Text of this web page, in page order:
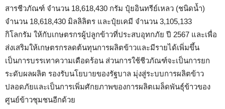
สารชีวภัณฑ์ จำนวน 18,618,430 กรัม ปุ๋ยอินทรีย์เหลว (ชนิดน้ำ)
จำนวน 18,618,430 มิลลิลิตร และปุ๋ยเคมี จำนวน 3,105,133
กิโลกรัม ให้กับเกษตรกรผู้ปลูกข้าวที่ประสบอุทกภัย ปี 2567 และเพื่อ
ส่งเสริมให้เกษตรกรลดต้นทุนการผลิตข้าวและมีรายได้เพิ่มขึ้น
เป็นการบรรเทาความเดือดร้อน ส่วนการใช้ชีวภัณฑ์จะเป็นการยก
ระดับผลผลิต รองรับนโยบายของรัฐบาล มุ่งสู่ระบบการผลิตข้าว
ปลอดภัยและเป็นการเพิ่มศักยภาพของการผลิตเมล็ดพันธุ์ข้าวของ
ศูนย์ข้าวชุมชนอีกด้วย